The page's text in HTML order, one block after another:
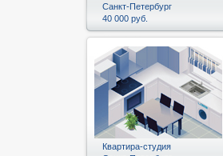
Санкт-Петербург
40 000 руб.
Квартира-студия